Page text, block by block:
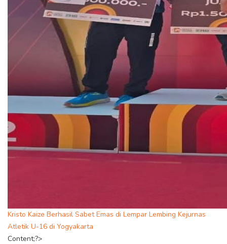
Kristo Kaize Berhasil Sabet Emas di Lempar Lembing Kejurnas
Atletik U-16 di Yogyakarta
Content;?>